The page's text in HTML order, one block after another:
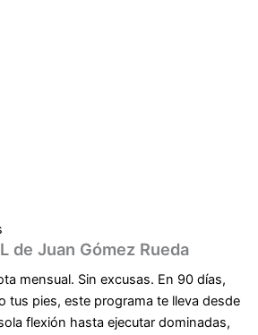
de Juan Gómez Rueda
mensual. Sin excusas. En 90 días,
tus pies, este programa te lleva desde
flexión hasta ejecutar dominadas,